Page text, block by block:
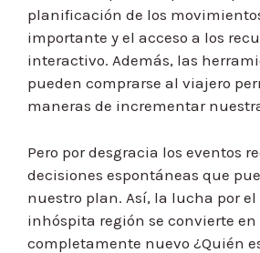
planificación de los
importante y el acceso a los
interactivo. Además, las
pueden comprarse al viajero
maneras de incrementar
Pero por desgracia los eventos
decisiones espontáneas que
nuestro plan. Así, la lucha por el
inhóspita región se convierte en
completamente nuevo ¿Quién